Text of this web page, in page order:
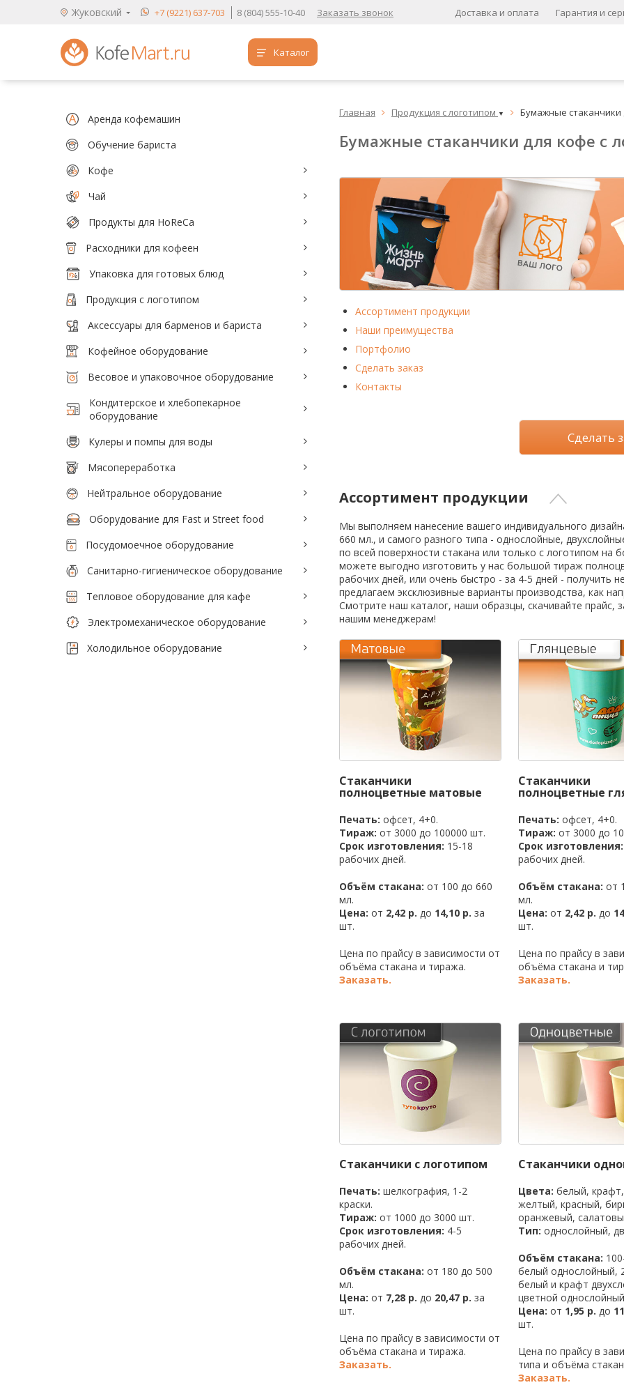
Жуковский +7 (9221) 637-703 8 (804) 555-10-40 Заказать звонок Доставка и оплата Гарантия и
Каталог
Обучение бариста
Кофе
Чай
Продукты для HoReCa
Расходники для кофеен
Упаковка для готовых блюд
Кофейное оборудование
Весовое и упаковочное оборудование
Кондитерское и хлебопекарное
оборудование
Кулеры и помпы для воды
Мясопереработка
Нейтральное оборудование
Оборудование для Fast и Street food
Санитарно-гигиеническое
оборудование
Тепловое оборудование для кафе
Электромеханическое оборудование
Кофе в зернах свежей обжарки
Ароматизированный кофе
Кофе в зернах хит
Кофе в капсулах
Кофе в дрип пакетах
Кофе без кофеина
Главная  Продукция с логотипом ▼  Бумажные стаканчики
Бумажные стаканчики для кофе с
Ассортимент продукции
Наши преимущества
Портфолио
Сделать заказ
Контакты
Сделать
Ассортимент продукции
Мы выполняем нанесение вашего индивидуального
660 мл., и самого разного типа - однослойные,
по всей поверхности стакана или только с логотипом на
можете выгодно изготовить у нас большой тираж
рабочих дней, или очень быстро - за 4-5 дней -
предлагаем эксклюзивные варианты производства, как
Смотрите наш каталог, наши образцы, скачивайте прайс,
нашим менеджерам!
Стаканчики
полноцветные матовые
Печать: офсет, 4+0.
Тираж: от 3000 до 100000 шт.
Срок изготовления: 15-18
рабочих дней.
Объём стакана: от 100 до 660
мл.
Цена: от 2,42 р. до 14,10 р. за
шт.
Цена по прайсу в зависимости от
объёма стакана и тиража.
Заказать.
Стаканчики
полноцветные
Печать: офсет, 4+0.
Тираж: от 3000 до
Срок изготовления:
рабочих дней.
Объём стакана: от
мл.
Цена: от 2,42 р. до
шт.
Цена по прайсу в
объёма стакана и
Заказать.
Стаканчики с логотипом
Печать: шелкография, 1-2
краски.
Тираж: от 1000 до 3000 шт.
Срок изготовления: 4-5
рабочих дней.
Объём стакана: от 180 до 500
мл.
Цена: от 7,28 р. до 20,47 р. за
шт.
Цена по прайсу в зависимости от
объёма стакана и тиража.
Заказать.
Стаканчики
Цвета: белый,
желтый, красный,
оранжевый,
Тип: однослойный,
Объём стакана:
белый однослойный,
белый и крафт
цветной
Цена: от 1,95 р. до
шт.
Цена по прайсу в
типа и объёма
Заказать.
Аренда кофемашин
Обучение бариста
Кофе
Чай
Продукты для HoReCa
Расходники для кофеен
Упаковка для готовых блюд
Продукция с логотипом
Аксессуары для барменов и бариста
Кофейное оборудование
Весовое и упаковочное оборудование
Кондитерское и хлебопекарное
оборудование
Кулеры и помпы для воды
Мясопереработка
Нейтральное оборудование
Оборудование для Fast и Street food
Посудомоечное оборудование
Санитарно-гигиеническое оборудование
Тепловое оборудование для кафе
Электромеханическое оборудование
Холодильное оборудование